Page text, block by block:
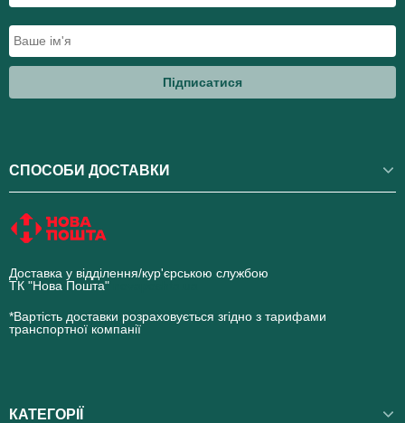
Підписатися
СПОСОБИ ДОСТАВКИ
Доставка у відділення/кур'єрською службою
ТК "Нова Пошта"
*Вартість доставки розраховується згідно з тарифами
транспортної компанії
КАТЕГОРІЇ